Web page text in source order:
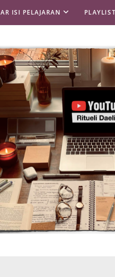
ISI PELAJARAN